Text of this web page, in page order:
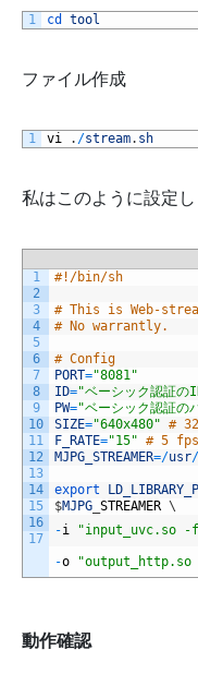
1 cd tool
ファイル作成
1 vi . /stream. sh
私はこのように設定し
1
2
3
4
5
6
7
8
9
10
11
12
13
14
15
16
17
#!/bin/sh
# This is Web-
# No warrantly.
# Config
PORT="8081"
ID="ベーシック認証の
PW="ベーシック認証の
SIZE="640x480" #
F_RATE="15" # 5 fps
MJPG_STREAMER=/usr/
export
$MJPG STREAMER \
-i "input_uvc.so -f
-o
動作確認